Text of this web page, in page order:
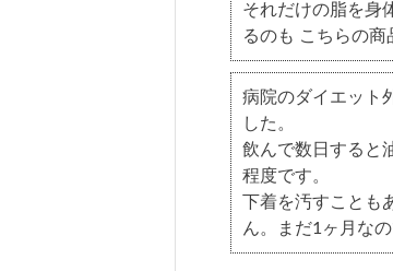
それだけの脂を身
るのも こちらの商
病院のダイエット
した。
飲んで数日すると
程度です。
下着を汚すこと
ん。まだ1ヶ月な